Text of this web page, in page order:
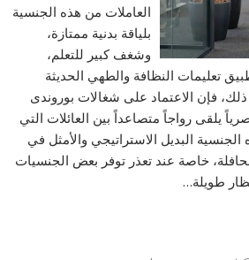
العاملات من هذه الجنسية
بلياقة بدنية ممتازة،
وشغف كبير للتعلم،
تعليمات النظافة والطهي الحديثة
فإن الاعتماد على شغالات بوروندى
يلقى رواجاً متصاعداً بين العائلات التي
البديل الاستراتيجي والأمثل في
خاصة عند تعذر توفر بعض الجنسيات
طويلة…